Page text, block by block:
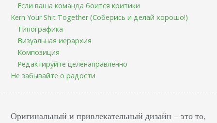
Если ваша команда боится критики
Kern Your Shit Together (Соберись и делай хорошо!)
Типографика
Визуальная иерархия
Композиция
Редактируйте целенаправленно
Не забывайте о радости
Оригинальный и привлекательный дизайн – это то,